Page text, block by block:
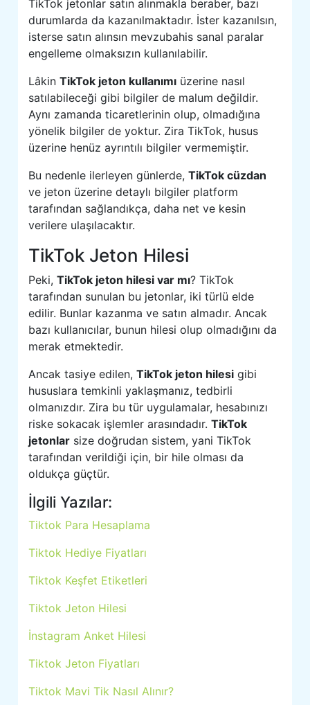
TikTok jetonlar satın alınmakla beraber, bazı
durumlarda da kazanılmaktadır. İster kazanılsın,
isterse satın alınsın mevzubahis sanal paralar
engelleme olmaksızın kullanılabilir.
LâkinTikTok jeton kullanımı üzerine nasıl
satılabileceği gibi bilgiler de malum değildir.
Aynı zamanda ticaretlerinin olup, olmadığına
yönelik bilgiler de yoktur. Zira TikTok, husus
üzerine henüz ayrıntılı bilgiler vermemiştir.
Bu nedenle ilerleyen günlerde,TikTok cüzdan
ve jeton üzerine detaylı bilgiler platform
tarafından sağlandıkça, daha net ve kesin
verilere ulaşılacaktır.
TikTok Jeton Hilesi
Peki,TikTok jeton hilesi var mı? TikTok
tarafından sunulan bu jetonlar, iki türlü elde
edilir. Bunlar kazanma ve satın almadır. Ancak
bazı kullanıcılar, bunun hilesi olup olmadığını da
merak etmektedir.
Ancak tasiye edilen,TikTok jeton hilesi gibi
hususlara temkinli yaklaşmanız, tedbirli
olmanızdır. Zira bu tür uygulamalar, hesabınızı
riske sokacak işlemler arasındadır.TikTok
jetonlar size doğrudan sistem, yani TikTok
tarafından verildiği için, bir hile olması da
oldukça güçtür.
İlgili Yazılar:
Tiktok Para Hesaplama
Tiktok Hediye Fiyatları
Tiktok Keşfet Etiketleri
Tiktok Jeton Hilesi
İnstagram Anket Hilesi
Tiktok Jeton Fiyatları
Tiktok Mavi Tik Nasıl Alınır?